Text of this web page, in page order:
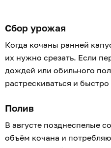
Сбор урожая
Когда кочаны ранней
их нужно срезать. Если
дождей или обильного
растрескиваться и
Полив
В августе позднеспелые
объём кочана и